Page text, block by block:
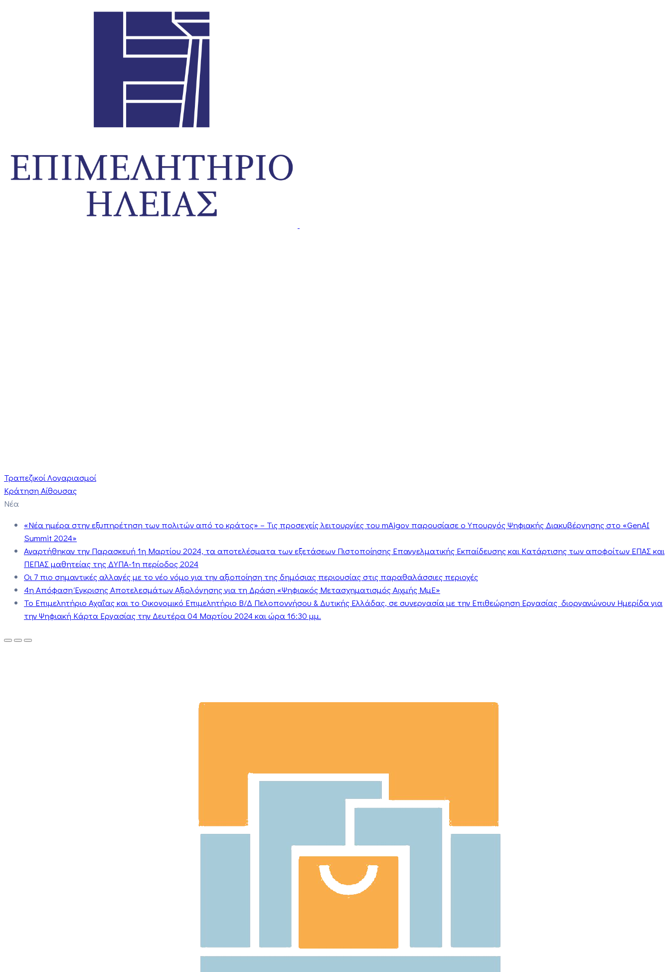
Τραπεζικοί Λογαριασμοί
Κράτηση Αίθουσας
Νέα
«Νέα ημέρα στην εξυπηρέτηση των πολιτών από το κράτος» – Τις προσεχείς λειτουργίες του mAigov παρουσίασε ο Υπουργός Ψηφιακής Διακυβέρνησης στο «GenAI
Summit 2024»
Αναρτήθηκαν την Παρασκευή 1η Μαρτίου 2024, τα αποτελέσματα των εξετάσεων Πιστοποίησης Επαγγελματικής Εκπαίδευσης και Κατάρτισης των αποφοίτων ΕΠΑΣ και
ΠΕΠΑΣ μαθητείας της ΔΥΠΑ-1η περίοδος 2024
Οι 7 πιο σημαντικές αλλαγές με το νέο νόμο για την αξιοποίηση της δημόσιας περιουσίας στις παραθαλάσσιες περιοχές
4η Απόφαση Έγκρισης Αποτελεσμάτων Αξιολόγησης για τη Δράση «Ψηφιακός Μετασχηματισμός Αιχμής ΜμΕ»
Το Επιμελητήριο Αχαΐας και το Οικονομικό Επιμελητήριο Β/Δ Πελοποννήσου & Δυτικής Ελλάδας, σε συνεργασία με την Επιθεώρηση Εργασίας διοργανώνουν Ημερίδα για
την Ψηφιακή Κάρτα Εργασίας την Δευτέρα 04 Μαρτίου 2024 και ώρα 16:30 μμ.